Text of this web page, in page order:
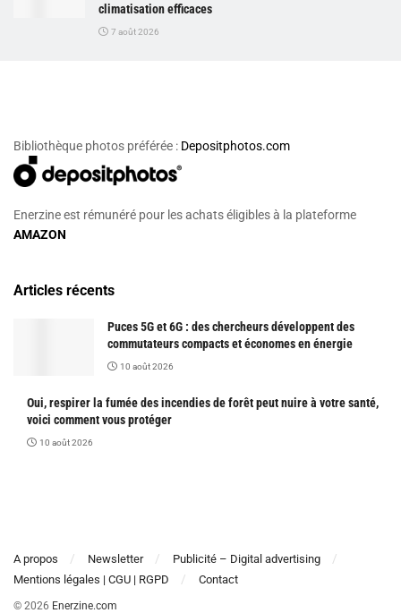
climatisation efficaces
7 août 2026
Bibliothèque photos préférée : Depositphotos.com
Enerzine est rémunéré pour les achats éligibles à la plateforme
AMAZON
Articles récents
Puces 5G et 6G : des chercheurs développent des
commutateurs compacts et économes en énergie
10 août 2026
Oui, respirer la fumée des incendies de forêt peut nuire à votre santé,
voici comment vous protéger
10 août 2026
A propos Newsletter
Publicité – Digital advertising
Mentions légales | CGU | RGPD
Contact
© 2026 Enerzine.com